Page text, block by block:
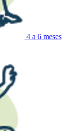
4 a 6 meses